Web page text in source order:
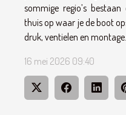
sommige regio’s
thuis op waar je de boot
druk, ventielen en montage.
16 mei 2026 09:40